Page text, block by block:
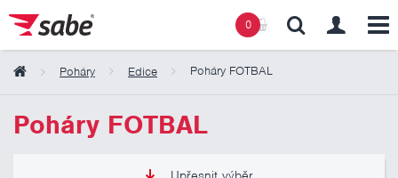
0
Poháry Edice Poháry FOTBAL
Poháry FOTBAL
Obsah košíku